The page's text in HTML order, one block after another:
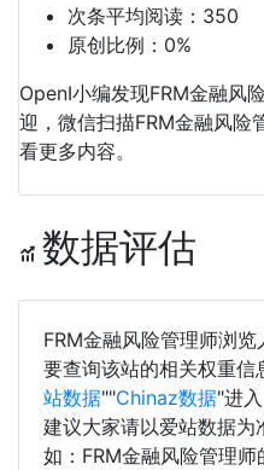
次条平均阅读：350
原创比例：0%
OpenI小编发现FRM金融风
迎，微信扫描FRM金融风险
看更多内容。
数据评估
FRM金融风险管理师浏
要查询该站的相关权重信
站数据""Chinaz数据"进
建议大家请以爱站数据
如：FRM金融风险管理